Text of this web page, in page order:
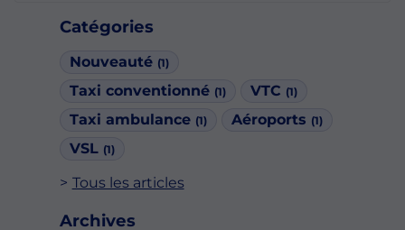
Catégories
Nouveauté (1)
Taxi conventionné (1) VTC (1)
Taxi ambulance (1) Aéroports (1)
VSL (1)
Tous les articles
Archives